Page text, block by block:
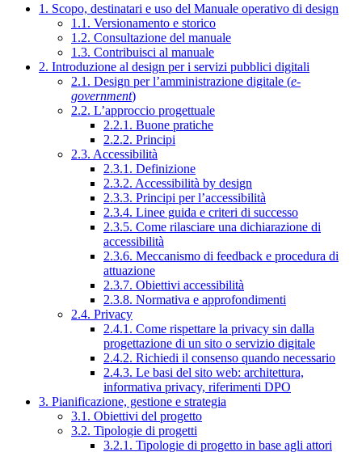
1. Scopo, destinatari e uso del Manuale operativo di design
1.1. Versionamento e storico
1.2. Consultazione del manuale
1.3. Contribuisci al manuale
2. Introduzione al design per i servizi pubblici digitali
2.1. Design per l’amministrazione digitale (e-
government)
2.2. L’approccio progettuale
2.2.1. Buone pratiche
2.2.2. Principi
2.3. Accessibilità
2.3.1. Definizione
2.3.2. Accessibilità by design
2.3.3. Principi per l’accessibilità
2.3.4. Linee guida e criteri di successo
2.3.5. Come rilasciare una dichiarazione di
accessibilità
2.3.6. Meccanismo di feedback e procedura di
attuazione
2.3.7. Obiettivi accessibilità
2.3.8. Normativa e approfondimenti
2.4. Privacy
2.4.1. Come rispettare la privacy sin dalla
progettazione di un sito o servizio digitale
2.4.2. Richiedi il consenso quando necessario
2.4.3. Le basi del sito web: architettura,
informativa privacy, riferimenti DPO
3. Pianificazione, gestione e strategia
3.1. Obiettivi del progetto
3.2. Tipologie di progetti
3.2.1. Tipologie di progetto in base agli attori